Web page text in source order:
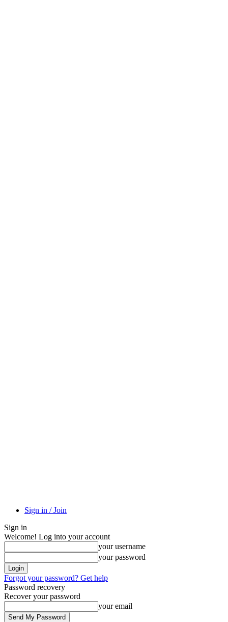
Sign in / Join
Sign in
Welcome! Log into your account
your username
your password
Forgot your password? Get help
Password recovery
Recover your password
your email